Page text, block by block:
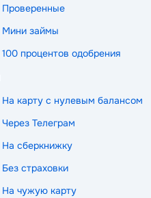
Проверенные
Мини займы
100 процентов одобрения
На карту с нулевым балансом
Через Телеграм
На сберкнижку
Без страховки
На чужую карту